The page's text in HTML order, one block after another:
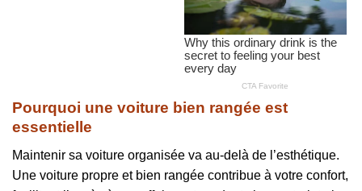
Pourquoi une voiture bien rangée est
essentielle
Maintenir sa voiture organisée va au-delà de l’esthétique.
Une voiture propre et bien rangée contribue à votre confort,